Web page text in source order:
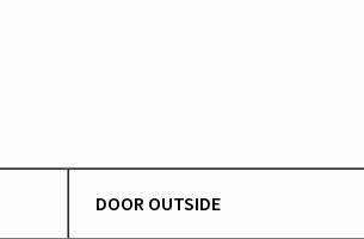
DOOR OUTSIDE